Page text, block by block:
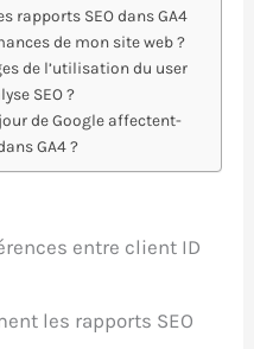
rapports SEO dans GA4
de mon site web ?
de l’utilisation du user
SEO ?
de Google affectent-
GA4 ?
entre client ID
les rapports SEO